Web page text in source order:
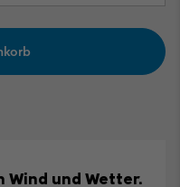
Wind und Wetter.